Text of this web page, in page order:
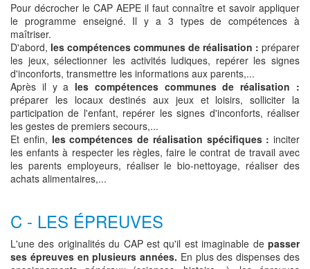
Pour décrocher le CAP AEPE il faut connaître et savoir appliquer
le programme enseigné. Il y a 3 types de compétences à
maîtriser.
D'abord, les compétences communes de réalisation : préparer
les jeux, sélectionner les activités ludiques, repérer les signes
d'inconforts, transmettre les informations aux parents,...
Après il y a les compétences communes de réalisation :
préparer les locaux destinés aux jeux et loisirs, solliciter la
participation de l'enfant, repérer les signes d'inconforts, réaliser
les gestes de premiers secours,...
Et enfin, les compétences de réalisation spécifiques : inciter
les enfants à respecter les règles, faire le contrat de travail avec
les parents employeurs, réaliser le bio-nettoyage, réaliser des
achats alimentaires,...
C - LES ÉPREUVES
L'une des originalités du CAP est qu'il est imaginable de passer
ses épreuves en plusieurs années. En plus des dispenses des